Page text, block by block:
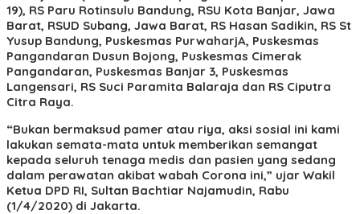
19), RS Paru Rotinsulu Bandung, RSU Kota Banjar, Jawa
Barat, RSUD Subang, Jawa Barat, RS Hasan Sadikin, RS St
Yusup Bandung, Puskesmas PurwaharjA, Puskesmas
Pangandaran Dusun Bojong, Puskesmas Cimerak
Pangandaran, Puskesmas Banjar 3, Puskesmas
Langensari, RS Suci Paramita Balaraja dan RS Ciputra
Citra Raya.
“Bukan bermaksud pamer atau riya, aksi sosial ini kami
lakukan semata-mata untuk memberikan semangat
kepada seluruh tenaga medis dan pasien yang sedang
dalam perawatan akibat wabah Corona ini,” ujar Wakil
Ketua DPD RI, Sultan Bachtiar Najamudin, Rabu
(1/4/2020) di Jakarta.